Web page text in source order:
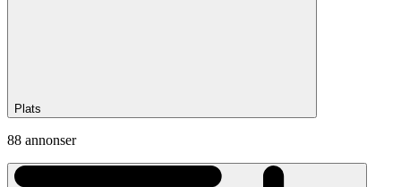
Plats
88 annonser